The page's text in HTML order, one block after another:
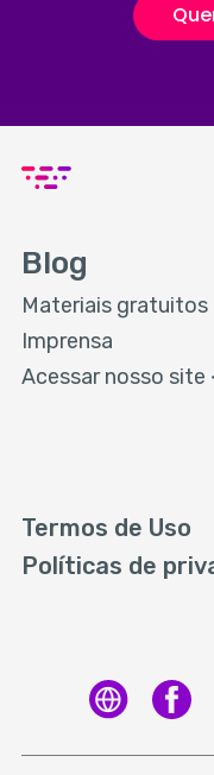
Blog
Materiais gratuitos
Imprensa
Acessar nosso site
Termos de Uso
Políticas de